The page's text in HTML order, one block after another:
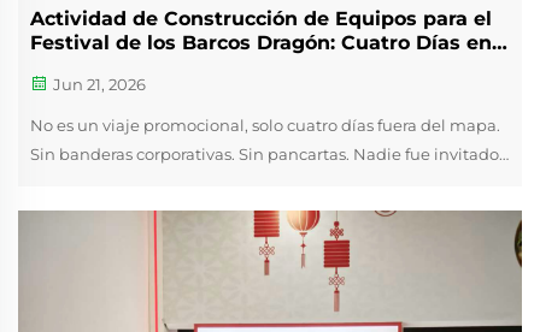
Actividad de Construcción de Equipos para el
Festival de los Barcos Dragón: Cuatro Días en
Jun 21, 2026
No es un viaje promocional, solo cuatro días fuera del mapa.
Sin banderas corporativas. Sin pancartas. Nadie fue invitado
oficina y llevamos al equipo desde Qingdao a Enshi,
provincia de Hubei: bosques de piedra, subterráneos...